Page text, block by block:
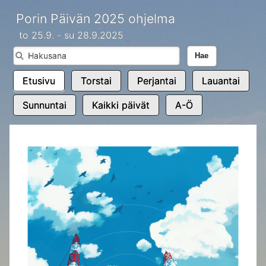
Porin Päivän 2025 ohjelma
to 25.9. - su 28.9.2025
Hae
Etusivu Torstai Perjantai Lauantai
Sunnuntai Kaikki päivät A-Ö